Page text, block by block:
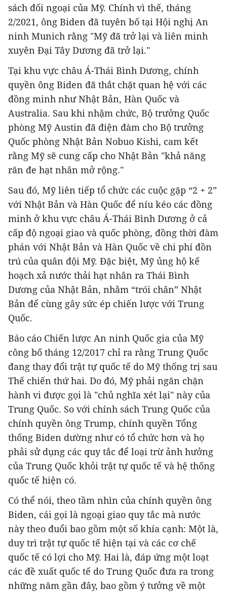
sách đối ngoại của Mỹ. Chính vì thế, tháng
2/2021, ông Biden đã tuyên bố tại Hội nghị An
ninh Munich rằng "Mỹ đã trở lại và liên minh
xuyên Đại Tây Dương đã trở lại."
Tại khu vực châu Á-Thái Bình Dương, chính
quyền ông Biden đã thắt chặt quan hệ với các
đồng minh như Nhật Bản, Hàn Quốc và
Australia. Sau khi nhậm chức, Bộ trưởng Quốc
phòng Mỹ Austin đã điện đàm cho Bộ trưởng
Quốc phòng Nhật Bản Nobuo Kishi, cam kết
rằng Mỹ sẽ cung cấp cho Nhật Bản "khả năng
răn đe hạt nhân mở rộng."
Sau đó, Mỹ liên tiếp tổ chức các cuộc gặp “2 + 2”
với Nhật Bản và Hàn Quốc để níu kéo các đồng
minh ở khu vực châu Á-Thái Bình Dương ở cả
cấp độ ngoại giao và quốc phòng, đồng thời đàm
phán với Nhật Bản và Hàn Quốc về chi phí đồn
trú của quân đội Mỹ. Đặc biệt, Mỹ ủng hộ kế
hoạch xả nước thải hạt nhân ra Thái Bình
Dương của Nhật Bản, nhằm “trói chân” Nhật
Bản để cùng gây sức ép chiến lược với Trung
Quốc.
Báo cáo Chiến lược An ninh Quốc gia của Mỹ
công bố tháng 12/2017 chỉ ra rằng Trung Quốc
đang thay đổi trật tự quốc tế do Mỹ thống trị sau
Thế chiến thứ hai. Do đó, Mỹ phải ngăn chặn
hành vi được gọi là "chủ nghĩa xét lại" này của
Trung Quốc. So với chính sách Trung Quốc của
chính quyền ông Trump, chính quyền Tổng
thống Biden dường như có tổ chức hơn và họ
phải sử dụng các quy tắc để loại trừ ảnh hưởng
của Trung Quốc khỏi trật tự quốc tế và hệ thống
quốc tế hiện có.
Có thể nói, theo tầm nhìn của chính quyền ông
Biden, cái gọi là ngoại giao quy tắc mà nước
này theo đuổi bao gồm một số khía cạnh: Một là,
duy trì trật tự quốc tế hiện tại và các cơ chế
quốc tế có lợi cho Mỹ. Hai là, đáp ứng một loạt
các đề xuất quốc tế do Trung Quốc đưa ra trong
những năm gần đây, bao gồm ý tưởng về một